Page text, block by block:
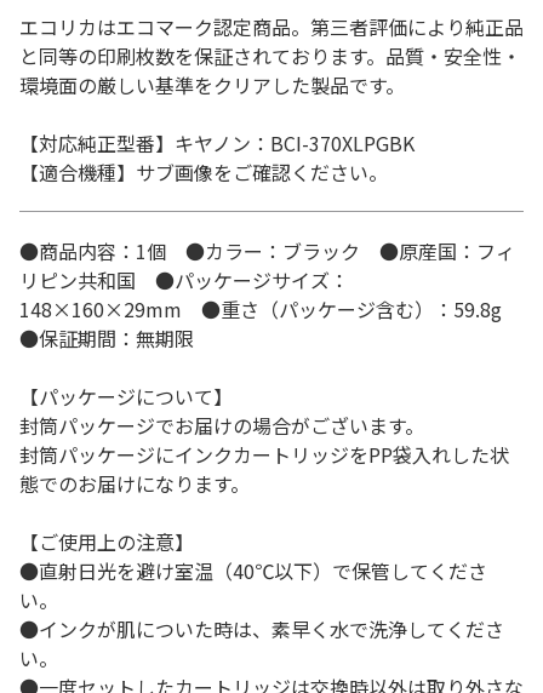
エコリカはエコマーク認定商品。第三者評価により純正品
と同等の印刷枚数を保証されております。品質・安全性・
環境面の厳しい基準をクリアした製品です。
【対応純正型番】キヤノン：BCI-370XLPGBK
【適合機種】サブ画像をご確認ください。
●商品内容：1個 ●カラー：ブラック ●原産国：フィ
リピン共和国 ●パッケージサイズ：
148×160×29mm ●重さ（パッケージ含む）：59.8g
●保証期間：無期限
【パッケージについて】
封筒パッケージでお届けの場合がございます。
封筒パッケージにインクカートリッジをPP袋入れした状
態でのお届けになります。
【ご使用上の注意】
●直射日光を避け室温（40℃以下）で保管してくださ
い。
●インクが肌についた時は、素早く水で洗浄してくださ
い。
●一度セットしたカートリッジは交換時以外は取り外さな